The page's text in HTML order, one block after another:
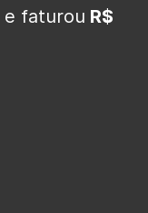
e faturou R$